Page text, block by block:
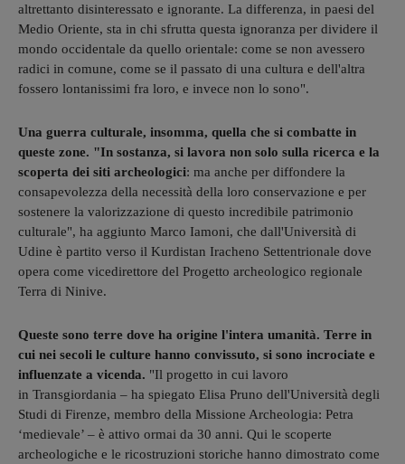
altrettanto disinteressato e ignorante. La differenza, in paesi del
Medio Oriente, sta in chi sfrutta questa ignoranza per dividere il
mondo occidentale da quello orientale: come se non avessero
radici in comune, come se il passato di una cultura e dell'altra
fossero lontanissimi fra loro, e invece non lo sono".
Una guerra culturale, insomma, quella che si combatte in
queste zone. "In sostanza, si lavora non solo sulla ricerca e la
scoperta dei siti archeologici: ma anche per diffondere la
consapevolezza della necessità della loro conservazione e per
sostenere la valorizzazione di questo incredibile patrimonio
culturale", ha aggiunto Marco Iamoni, che dall'Università di
Udine è partito verso il Kurdistan Iracheno Settentrionale dove
opera come vicedirettore del Progetto archeologico regionale
Terra di Ninive.
Queste sono terre dove ha origine l'intera umanità. Terre in
cui nei secoli le culture hanno convissuto, si sono incrociate e
influenzate a vicenda. "Il progetto in cui lavoro
in Transgiordania – ha spiegato Elisa Pruno dell'Università degli
Studi di Firenze, membro della Missione Archeologia: Petra
‘medievale’ – è attivo ormai da 30 anni. Qui le scoperte
archeologiche e le ricostruzioni storiche hanno dimostrato come